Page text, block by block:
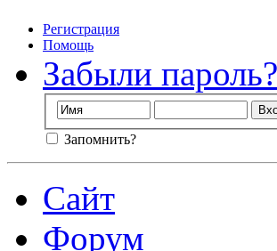
Регистрация
Помощь
Забыли пароль?
Запомнить?
Сайт
Форум